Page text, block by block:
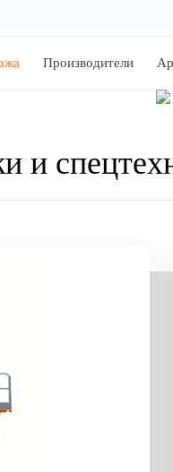
Производители
и